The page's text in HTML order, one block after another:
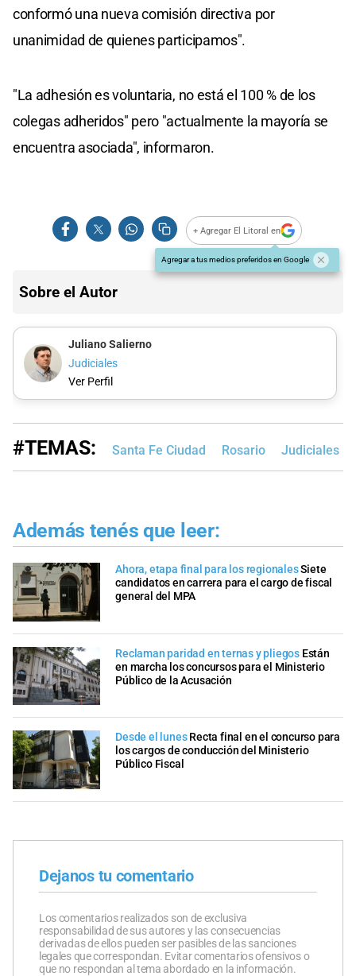
conformó una nueva comisión directiva por
unanimidad de quienes participamos".
"La adhesión es voluntaria, no está el 100 % de los
colegas adheridos" pero "actualmente la mayoría se
encuentra asociada", informaron.
+ Agregar El Litoral en
Agregar a tus medios preferidos en Google
Sobre el Autor
Juliano Salierno
Judiciales
Ver Perfil
#TEMAS: Santa Fe Ciudad Rosario Judiciales
Además tenés que leer:
Ahora, etapa final para los regionalesSiete
candidatos en carrera para el cargo de fiscal
general del MPA
Reclaman paridad en ternas y pliegos Están
en marcha los concursos para el Ministerio
Público de la Acusación
Desde el lunes Recta final en el concurso para
los cargos de conducción del Ministerio
Público Fiscal
Dejanos tu comentario
Los comentarios realizados son de exclusiva
responsabilidad de sus autores y las consecuencias
derivadas de ellos pueden ser pasibles de las sanciones
legales que correspondan. Evitar comentarios ofensivos o
que no respondan al tema abordado en la información.